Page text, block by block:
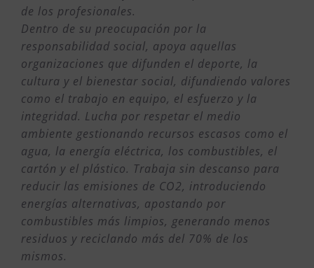
de los profesionales.
Dentro de su preocupación por la
responsabilidad social, apoya aquellas
organizaciones que difunden el deporte, la
cultura y el bienestar social, difundiendo valores
como el trabajo en equipo, el esfuerzo y la
integridad. Lucha por respetar el medio
ambiente gestionando recursos escasos como el
agua, la energía eléctrica, los combustibles, el
cartón y el plástico. Trabaja sin descanso para
reducir las emisiones de CO2, introduciendo
energías alternativas, apostando por
combustibles más limpios, generando menos
residuos y reciclando más del 70% de los
mismos.